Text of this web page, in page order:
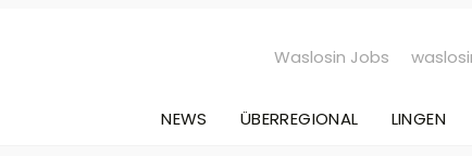
Waslosin Jobs
NEWS ÜBERREGIONAL LINGEN